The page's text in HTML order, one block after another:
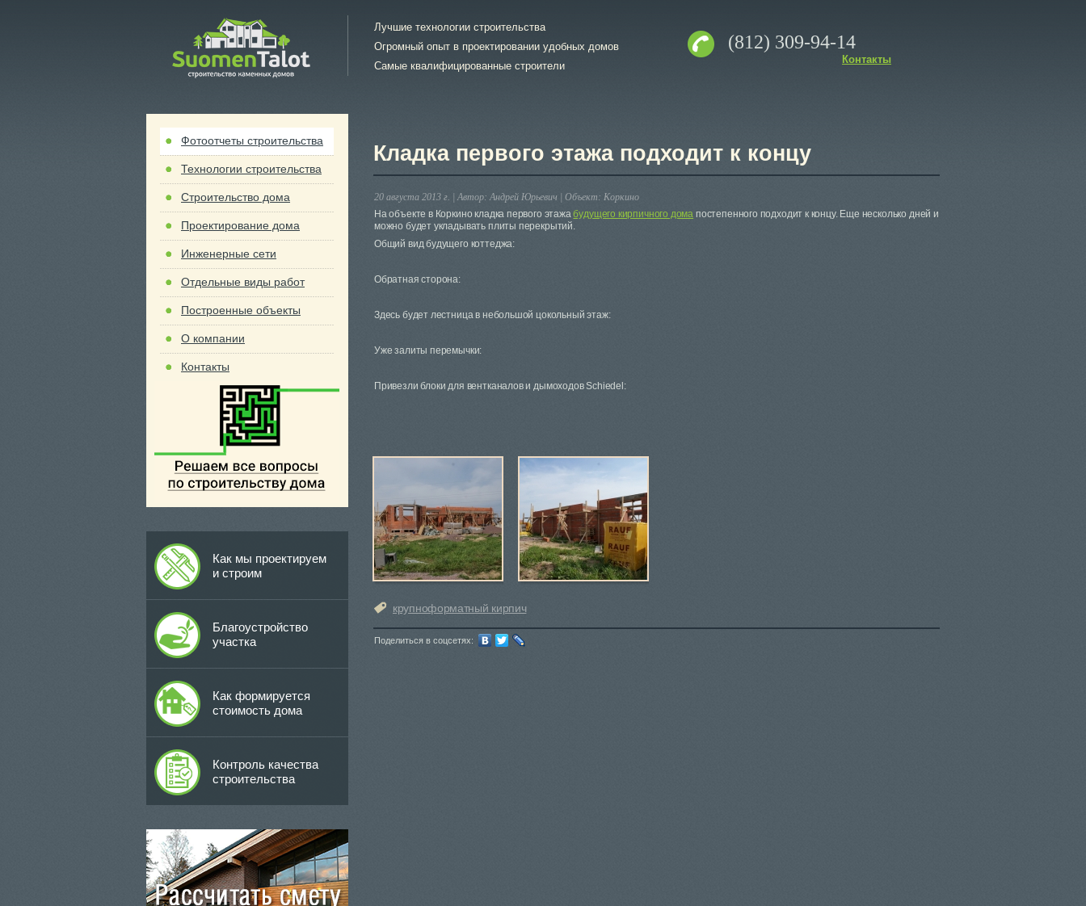
(812) 309-94-14
Контакты
Лучшие технологии строительства
Огромный опыт в проектировании удобных домов
Самые квалифицированные строители
Фотоотчеты строительства
Технологии строительства
Строительство дома
Проектирование дома
Инженерные сети
Отдельные виды работ
Построенные объекты
О компании
Контакты
Как мы проектируем
и строим
Благоустройство
участка
Как формируется
стоимость дома
Контроль качества
строительства
Кладка первого этажа подходит к концу
20 августа 2013 г. | Автор: Андрей Юрьевич Объект: Коркино
На объекте в Коркино кладка первого этажабудущего кирпичного дома постепенного подходит к концу. Еще несколько дней и
можно будет укладывать плиты перекрытий.
Общий вид будущего коттеджа:
Обратная сторона:
Здесь будет лестница в небольшой цокольный этаж:
Уже залиты перемычки:
Привезли блоки для вентканалов и дымоходов Schiedel:
крупноформатный кирпич
Поделиться в соцсетях: